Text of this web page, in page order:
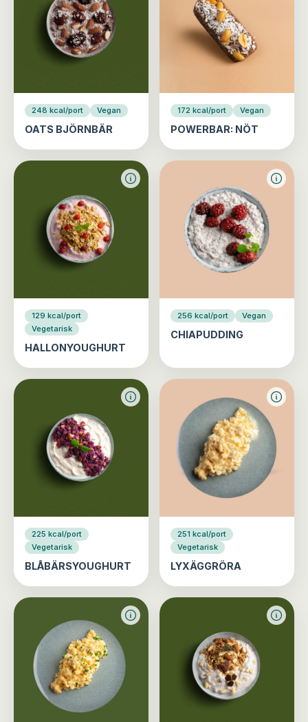
248 kcal/port Vegan
OATS BJÖRNBÄR
172 kcal/port Vegan
POWERBAR: NÖT
129 kcal/port
Vegetarisk
HALLONYOUGHURT
256 kcal/port Vegan
CHIAPUDDING
225 kcal/port
Vegetarisk
BLÅBÄRSYOUGHURT
251 kcal/port
Vegetarisk
LYXÄGGRÖRA